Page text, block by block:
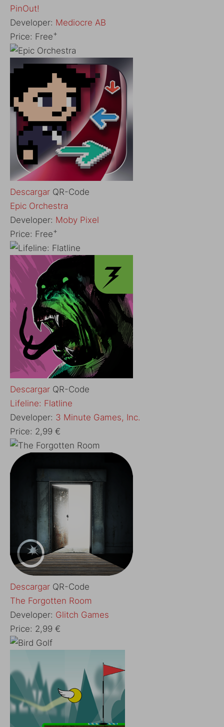
‎PinOut!
Developer: Mediocre AB
Price: Free+
Descargar QR-Code
‎Epic Orchestra
Developer: Moby Pixel
Price: Free+
Descargar QR-Code
‎Lifeline: Flatline
Developer: 3 Minute Games, Inc.
Price: 2,99 €
Descargar QR-Code
‎The Forgotten Room
Developer: Glitch Games
Price: 2,99 €